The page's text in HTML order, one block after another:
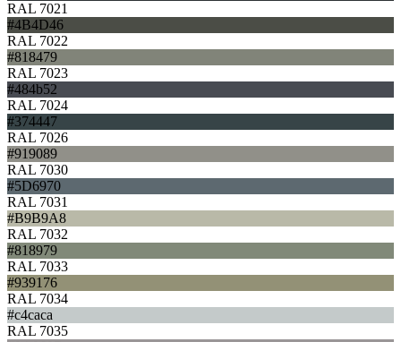
RAL 7021
#4B4D46
RAL 7022
#818479
RAL 7023
#484b52
RAL 7024
#374447
RAL 7026
#919089
RAL 7030
#5D6970
RAL 7031
#B9B9A8
RAL 7032
#818979
RAL 7033
#939176
RAL 7034
#c4caca
RAL 7035